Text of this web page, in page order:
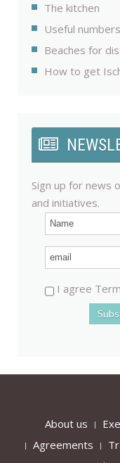
The kitchen
Useful numbers
Beaches for
How to get
Sign up for news
and initiatives.
I agree
About us
Agreements